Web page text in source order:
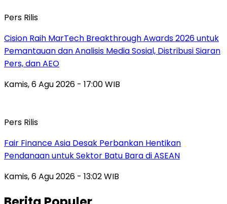
Pers Rilis
Cision Raih MarTech Breakthrough Awards 2026 untuk
Pemantauan dan Analisis Media Sosial, Distribusi Siaran
Pers, dan AEO
Kamis, 6 Agu 2026 - 17:00 WIB
Pers Rilis
Fair Finance Asia Desak Perbankan Hentikan
Pendanaan untuk Sektor Batu Bara di ASEAN
Kamis, 6 Agu 2026 - 13:02 WIB